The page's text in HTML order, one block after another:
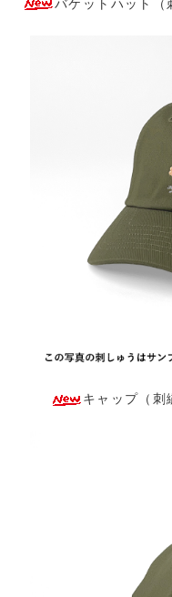
バケットハット
キャップ（